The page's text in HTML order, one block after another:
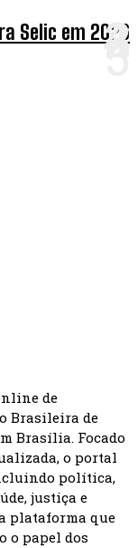
Selic em 2026
de
Brasileira de
Brasília. Focado
o portal
política,
justiça e
plataforma que
o papel dos